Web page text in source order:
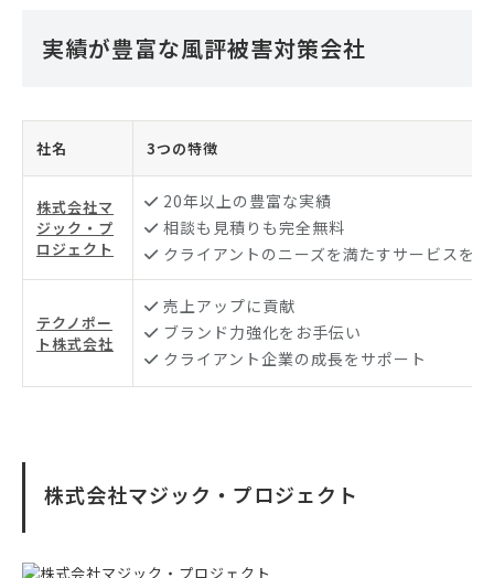
実績が豊富な風評被害対策会社
社名 3つの特徴
株式会社マ
ジック・プ
ロジェクト
20年以上の豊富な実績
相談も見積りも完全無料
クライアントのニーズを満たすサービスを
テクノポー
ト株式会社
売上アップに貢献
ブランド力強化をお手伝い
クライアント企業の成長をサポート
株式会社マジック・プロジェクト